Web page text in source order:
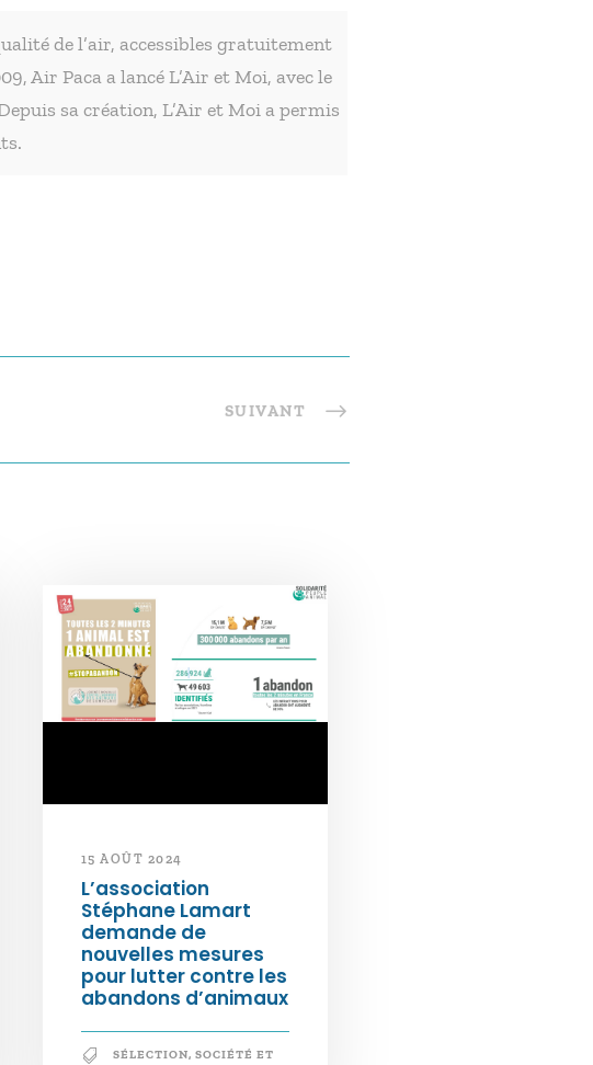
de l’air, accessibles gratuitement
Air Paca a lancé L’Air et Moi, avec le
sa création, L’Air et Moi a permis
SUIVANT
15 AOÛT 2024
L’association
Stéphane Lamart
demande de
nouvelles mesures
pour lutter contre les
abandons d’animaux
SÉLECTION, SOCIÉTÉ ET